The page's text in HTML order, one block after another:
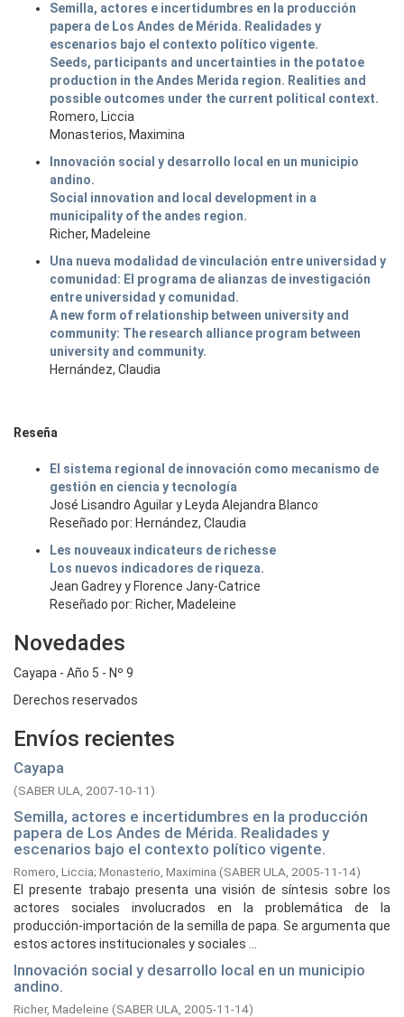
Semilla, actores e incertidumbres en la producción
papera de Los Andes de Mérida. Realidades y
escenarios bajo el contexto político vigente.
Seeds, participants and uncertainties in the potatoe
production in the Andes Merida region. Realities and
possible outcomes under the current political context.
Romero, Liccia
Monasterios, Maximina
Innovación social y desarrollo local en un municipio
andino.
Social innovation and local development in a
municipality of the andes region.
Richer, Madeleine
Una nueva modalidad de vinculación entre universidad y
comunidad: El programa de alianzas de investigación
entre universidad y comunidad.
A new form of relationship between university and
community: The research alliance program between
university and community.
Hernández, Claudia
Reseña
El sistema regional de innovación como mecanismo de
gestión en ciencia y tecnología
José Lisandro Aguilar y Leyda Alejandra Blanco
Reseñado por: Hernández, Claudia
Les nouveaux indicateurs de richesse
Los nuevos indicadores de riqueza.
Jean Gadrey y Florence Jany-Catrice
Reseñado por: Richer, Madeleine
Novedades
Cayapa - Año 5 - Nº 9
Derechos reservados
Envíos recientes
Cayapa
(SABER ULA, 2007-10-11)
Semilla, actores e incertidumbres en la producción
papera de Los Andes de Mérida. Realidades y
escenarios bajo el contexto político vigente.
Romero, Liccia; Monasterio, Maximina (SABER ULA, 2005-11-14)
El presente trabajo presenta una visión de síntesis sobre los
actores sociales involucrados en la problemática de la
producción-importación de la semilla de papa. Se argumenta que
estos actores institucionales y sociales ...
Innovación social y desarrollo local en un municipio
andino.
Richer, Madeleine (SABER ULA, 2005-11-14)